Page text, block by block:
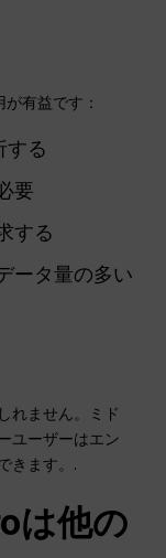
有益です：
する
要
する
ータ量の多い
れません。ミド
ユーザーはエン
きます。.
は他の